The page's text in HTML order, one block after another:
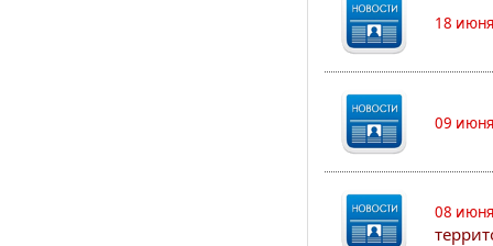
18
09
08